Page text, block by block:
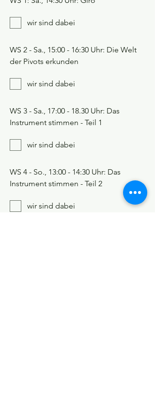
wir sind dabei
WS 2 - Sa., 15:00 - 16:30 Uhr: Die Welt
der Pivots erkunden
wir sind dabei
WS 3 - Sa., 17:00 - 18.30 Uhr: Das
Instrument stimmen - Teil 1
wir sind dabei
WS 4 - So., 13:00 - 14:30 Uhr: Das
Instrument stimmen - Teil 2
wir sind dabei